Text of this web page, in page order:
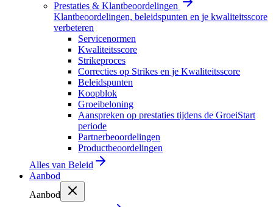
Prestaties & Klantbeoordelingen
Klantbeoordelingen, beleidspunten en je kwaliteitsscore
verbeteren
Servicenormen
Kwaliteitsscore
Strikeproces
Correcties op Strikes en je Kwaliteitsscore
Beleidspunten
Koopblok
Groeibeloning
Aanspreken op prestaties tijdens de GroeiStart
periode
Partnerbeoordelingen
Productbeoordelingen
Alles van Beleid
Aanbod
Aanbod